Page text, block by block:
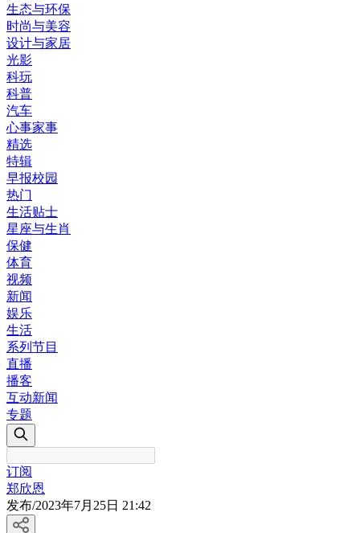
生态与环保
时尚与美容
设计与家居
光影
科玩
科普
汽车
心事家事
精选
特辑
早报校园
热门
生活贴士
星座与生肖
保健
体育
视频
新闻
娱乐
生活
系列节目
直播
播客
互动新闻
专题
订阅
郑欣恩
发布/2023年7月25日 21:42